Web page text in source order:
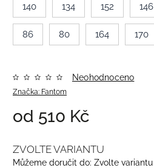
140 134 152 146
86 80 164 170
Značka: Fantom
Neohodnoceno
od 510 Kč
ZVOLTE VARIANTU
Můžeme doručit do: Zvolte variantu